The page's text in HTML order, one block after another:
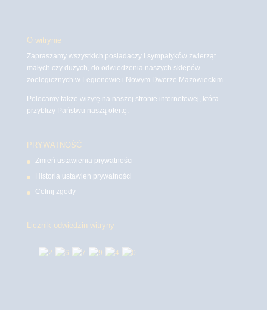
O witrynie
Zapraszamy wszystkich posiadaczy i sympatyków zwierząt
małych czy dużych, do odwiedzenia naszych sklepów
zoologicznych w Legionowie i Nowym Dworze Mazowieckim
Polecamy także wizytę na naszej stronie internetowej, która
przybliży Państwu naszą ofertę.
PRYWATNOŚĆ
Zmień ustawienia prywatności
Historia ustawień prywatności
Cofnij zgody
Licznik odwiedzin witryny